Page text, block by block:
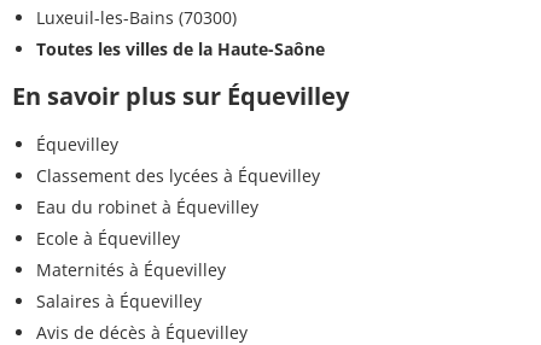
Luxeuil-les-Bains (70300)
Toutes les villes de la Haute-Saône
En savoir plus sur Équevilley
Équevilley
Classement des lycées à Équevilley
Eau du robinet à Équevilley
Ecole à Équevilley
Maternités à Équevilley
Salaires à Équevilley
Avis de décès à Équevilley